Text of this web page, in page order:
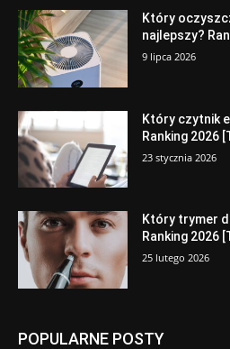
Który
najlepszy?
9 lipca 2026
Który czytnik
Ranking 2026
23 stycznia 2026
Który trymer
Ranking 2026
25 lutego 2026
POPULARNE POSTY